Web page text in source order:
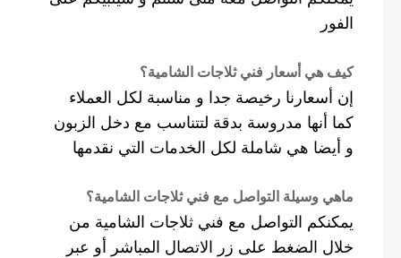
الفور
كيف هي أسعار فني ثلاجات الشامية؟
إن أسعارنا رخيصة جدا و مناسبة لكل العملاء
كما أنها مدروسة بدقة لتتناسب مع دخل الزبون
و أيضا هي شاملة لكل الخدمات التي نقدمها
ماهي وسيلة التواصل مع فني ثلاجات الشامية؟
يمكنكم التواصل مع فني ثلاجات الشامية من
خلال الضغط على زر الاتصال المباشر أو عبر